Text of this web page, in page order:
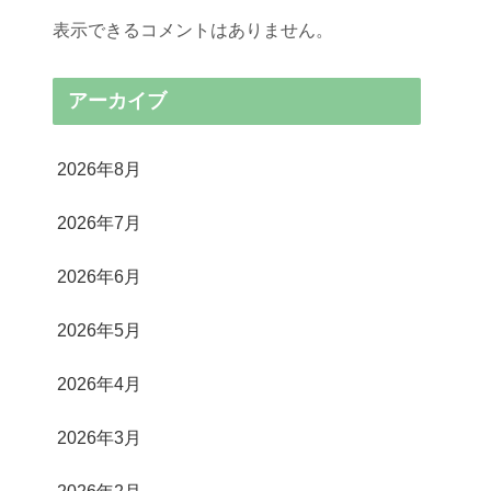
表示できるコメントはありません。
アーカイブ
2026年8月
2026年7月
2026年6月
2026年5月
2026年4月
2026年3月